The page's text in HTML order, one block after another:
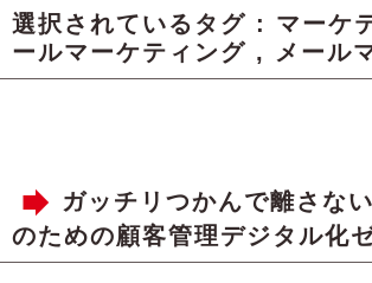
選択されているタグ : マーケ
ールマーケティング , メール
ガッチリつかんで離さな
のための顧客管理デジタル化